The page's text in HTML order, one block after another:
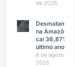
de 2026
Desmatamento
na Amazônia
cai 36,87% no
último ano
8 de agosto de
2026